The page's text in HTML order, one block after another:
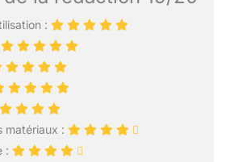
faisant de chaque
sortie une
expérience agréable
l'enfant.
:
matériaux :
: